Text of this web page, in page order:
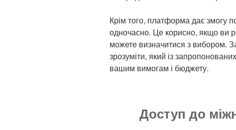
Крім того, платформа дає змогу
одночасно. Це корисно, якщо ви
можете визначитися з вибором.
зрозуміти, який із
вашим вимогам і бюджету.
Доступ до